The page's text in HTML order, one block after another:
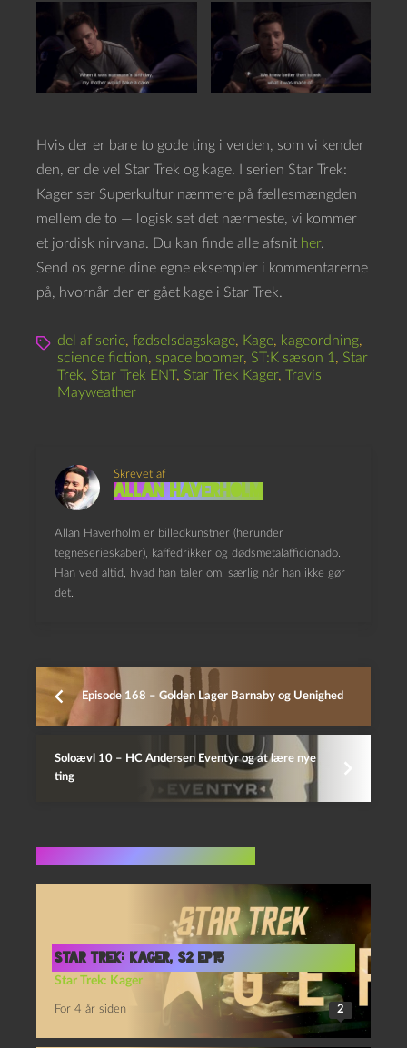
Hvis der er bare to gode ting i verden, som vi kender
den, er de vel Star Trek og kage. I serien Star Trek:
Kager ser Superkultur nærmere på fællesmængden
mellem de to — logisk set det nærmeste, vi kommer
et jordisk nirvana. Du kan finde alle afsnit her.
Send os gerne dine egne eksempler i kommentarerne
på, hvornår der er gået kage i Star Trek.
del af serie, fødselsdagskage, Kage, kageordning,
science fiction, space boomer, ST:K sæson 1 , Star
Trek, Star Trek ENT, Star Trek Kager, Travis
Mayweather
Skrevet af
Allan Haverholm
Allan Haverholm er billedkunstner (herunder
tegneserieskaber), kaffedrikker og dødsmetalafficionado.
Han ved altid, hvad han taler om, særlig når han ikke gør
det.
Episode 168 – Golden Lager Barnaby og Uenighed
Soloævl 10 – HC Andersen Eventyr og at lære nye
ting
Star Trek: Kager, S2 Ep15
Star Trek: Kager
For 4 år siden 2